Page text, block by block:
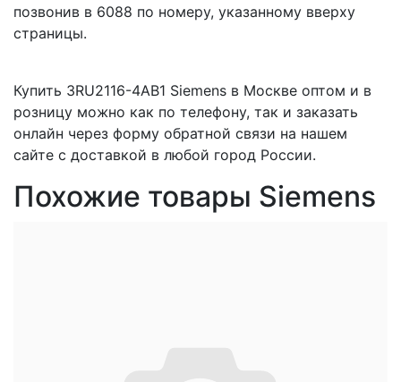
позвонив в 6088 по номеру, указанному вверху
страницы.
Купить 3RU2116-4AB1 Siemens в Москве оптом и в
розницу можно как по телефону, так и заказать
онлайн через форму обратной связи на нашем
сайте с доставкой в любой город России.
Похожие товары Siemens